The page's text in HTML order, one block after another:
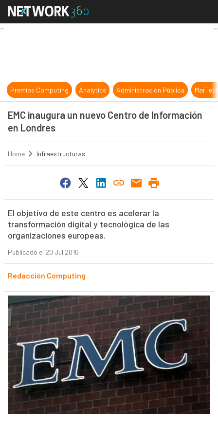
EMC inaugura un nuevo Centro
Premios Computing Analytics Administración Pública
EMC inaugura un nuevo Centro de Información
en Londres
Home Infraestructuras
El objetivo de este centro es acelerar la
transformación digital y tecnológica de las
organizaciones europeas.
Publicado el 20 Jul 2016
Redacción Computing